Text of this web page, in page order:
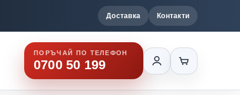
Доставка Контакти
ПОРЪЧАЙ ПО ТЕЛЕФОН
0700 50 199